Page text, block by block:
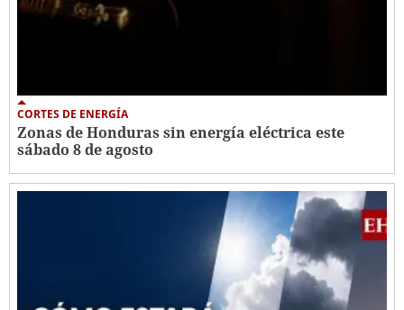
CORTES DE ENERGÍA
Zonas de Honduras sin energía eléctrica este
sábado 8 de agosto